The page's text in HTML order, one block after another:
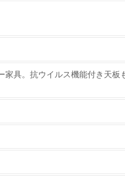
ている
てている
家具。抗ウイルス機能付き天板